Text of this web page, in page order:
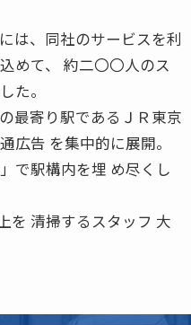
は、同社のサービスを利
めて、 約二〇〇人のス
た。
最寄り駅であるＪＲ東京
広告 を集中的に展開。
で駅構内を埋 め尽くし
を 清掃するスタッフ 大